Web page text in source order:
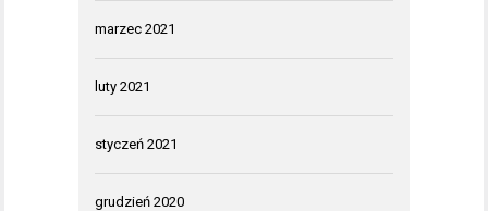
marzec 2021
luty 2021
styczeń 2021
grudzień 2020